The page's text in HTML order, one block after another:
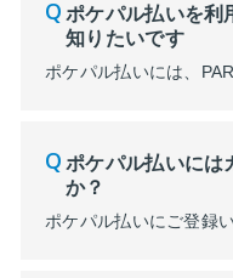
ポケパル払いを利
知りたいです
ポケパル払いには
か？